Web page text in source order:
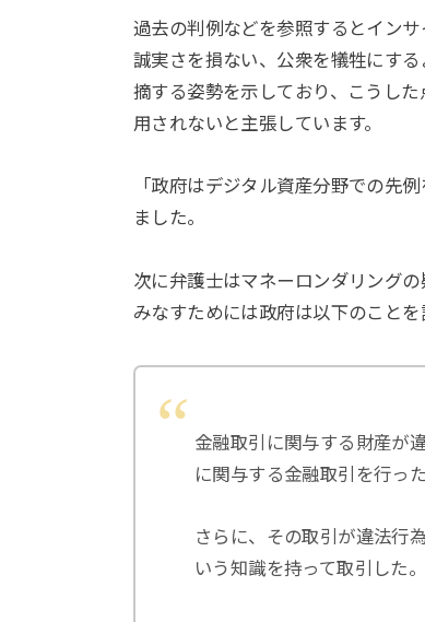
過去の判例などを参照するとイン
誠実さを損ない、公衆を犠牲にす
摘する姿勢を示しており、こうし
用されないと主張しています。
「政府はデジタル資産分野での先
ました。
次に弁護士はマネーロンダリング
みなすためには政府は以下のこと
金融取引に関与する財産が
に関与する金融取引を行っ
さらに、その取引が違法行
いう知識を持って取引した。